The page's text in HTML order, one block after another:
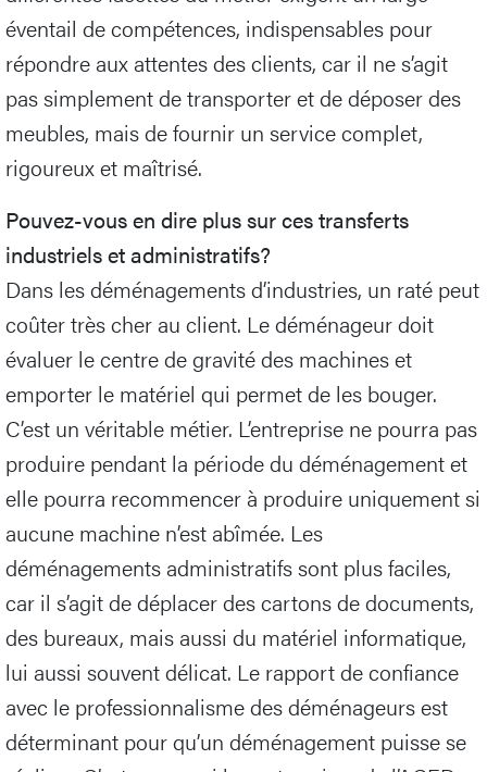
éventail de compétences, indispensables pour
répondre aux attentes des clients, car il ne s’agit
pas simplement de transporter et de déposer des
meubles, mais de fournir un service complet,
rigoureux et maîtrisé.
Pouvez-vous en dire plus sur ces transferts
industriels et administratifs?
Dans les déménagements d’industries, un raté peut
coûter très cher au client. Le déménageur doit
évaluer le centre de gravité des machines et
emporter le matériel qui permet de les bouger.
C’est un véritable métier. L’entreprise ne pourra pas
produire pendant la période du déménagement et
elle pourra recommencer à produire uniquement si
aucune machine n’est abîmée. Les
déménagements administratifs sont plus faciles,
car il s’agit de déplacer des cartons de documents,
des bureaux, mais aussi du matériel informatique,
lui aussi souvent délicat. Le rapport de confiance
avec le professionnalisme des déménageurs est
déterminant pour qu’un déménagement puisse se